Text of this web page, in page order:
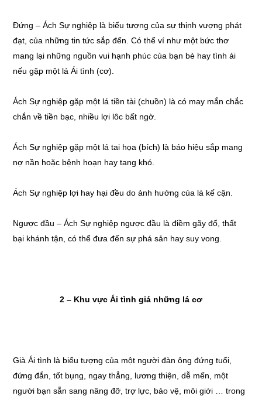
Đứng – Ách Sự nghiệp là biểu tượng của sự thịnh vượng phát
đạt, của những tin tức sắp đến. Có thể ví như một bức thơ
mang lại những nguồn vui hạnh phúc của bạn bè hay tình ái
nếu gặp một lá Ái tình (cơ).
Ách Sự nghiệp gặp một lá tiền tài (chuồn) là có may mắn chắc
chắn về tiền bạc, nhiều lợi lôc bất ngờ.
Ách Sự nghiệp gặp một lá tai họa (bích) là báo hiệu sắp mang
nợ nần hoặc bệnh hoạn hay tang khó.
Ách Sự nghiệp lợi hay hại đều do ảnh hưởng của lá kế cận.
Ngược đầu – Ách Sự nghiệp ngược đầu là điềm gãy đổ, thất
bại khánh tận, có thể đưa đến sự phá sản hay suy vong.
2 – Khu vực Ái tình giá những lá cơ
Già Ái tình là biểu tượng của một người đàn ông đứng tuổi,
đứng đắn, tốt bụng, ngay thẳng, lương thiện, dễ mến, một
người bạn sẵn sang nâng đỡ, trợ lực, bảo vệ, môi giới … trong